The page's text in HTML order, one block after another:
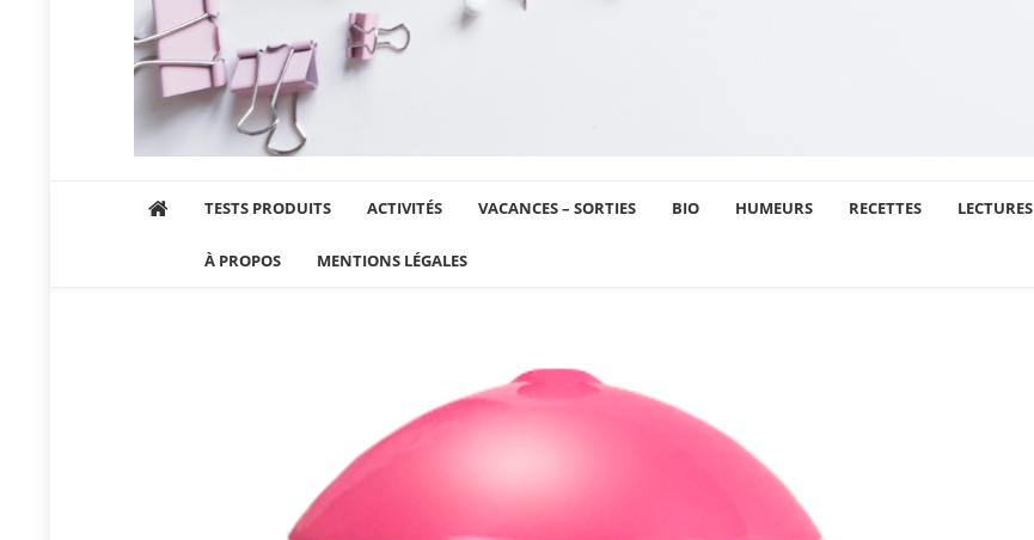
TESTS PRODUITS ACTIVITÉS VACANCES – SORTIES BIO HUMEURS RECETTES LECTURES
À PROPOS MENTIONS LÉGALES